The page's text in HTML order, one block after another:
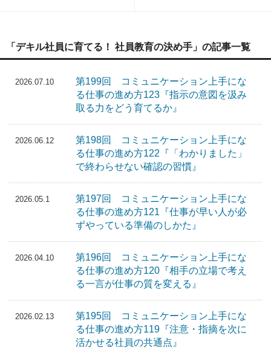
「デキル社員に育てる！ 社員教育の決め手」の記事一覧
2026.07.10
第199回 コミュニケーション上手にな
る仕事の進め方123『指示の意図を汲み
取る力をどう育てるか』
2026.06.12
第198回 コミュニケーション上手にな
る仕事の進め方122『「わかりました」
で終わらせない確認の習慣』
2026.05.1
第197回 コミュニケーション上手にな
る仕事の進め方121『仕事が早い人が必
ずやっている準備のしかた』
2026.04.10
第196回 コミュニケーション上手にな
る仕事の進め方120『相手の立場で考え
る一言が仕事の質を変える』
2026.02.13
第195回 コミュニケーション上手にな
る仕事の進め方119『注意・指摘を次に
活かせる社員の共通点』